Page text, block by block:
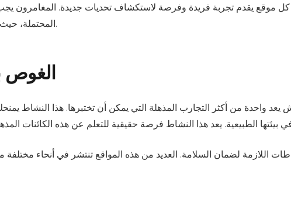
موقع يقدم تجربة فريدة وفرصة لاستكشاف تحديات جديدة. المغامرون يجب
المحتملة، حيث إن الخطأ الواحد يمكن أن يكون قاتلًا.
الغوص
واحدة من أكثر التجارب المذهلة التي يمكن أن تختبرها. هذا النشاط
اللازمة لضمان السلامة. العديد من هذه المواقع تنتشر في أنحاء مختلفة